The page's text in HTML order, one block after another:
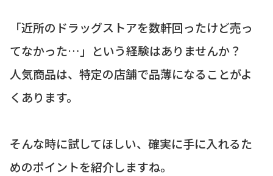
「近所のドラッグストアを数軒回ったけど売っ
てなかった…」という経験はありませんか？
人気商品は、特定の店舗で品薄になることがよ
くあります。
そんな時に試してほしい、確実に手に入れるた
めのポイントを紹介しますね。